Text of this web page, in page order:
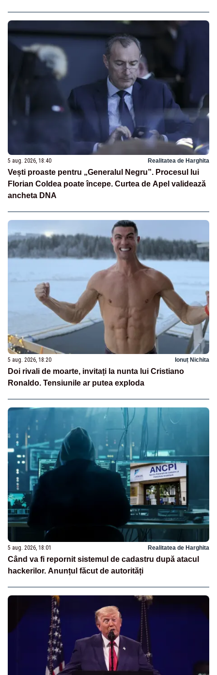
5 aug. 2026, 18:40 Realitatea de Harghita
Vești proaste pentru „Generalul Negru”. Procesul lui
Florian Coldea poate începe. Curtea de Apel validează
ancheta DNA
5 aug. 2026, 18:20 Ionuț Nichita
Doi rivali de moarte, invitați la nunta lui Cristiano
Ronaldo. Tensiunile ar putea exploda
5 aug. 2026, 18:01 Realitatea de Harghita
Când va fi repornit sistemul de cadastru după atacul
hackerilor. Anunțul făcut de autorități